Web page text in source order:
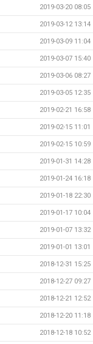
2019-03-20 08:05
2019-03-12 13:14
2019-03-09 11:04
2019-03-07 15:40
2019-03-06 08:27
2019-03-05 12:35
2019-02-21 16:58
2019-02-15 11:01
2019-02-15 10:59
2019-01-31 14:28
2019-01-24 16:18
2019-01-18 22:30
2019-01-17 10:04
2019-01-07 13:32
2019-01-01 13:01
2018-12-31 15:25
2018-12-27 09:27
2018-12-21 12:52
2018-12-20 11:18
2018-12-18 10:52